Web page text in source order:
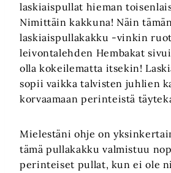
laskiaispullat hieman
Nimittäin kakkuna! Näin
laskiaispullakakku -vinkin
leivontalehden Hembakat
olla kokeilematta itsekin!
sopii vaikka talvisten juhlien
korvaamaan perinteistä
Mielestäni ohje on
tämä pullakakku valmistuu
perinteiset pullat, kun ei ole